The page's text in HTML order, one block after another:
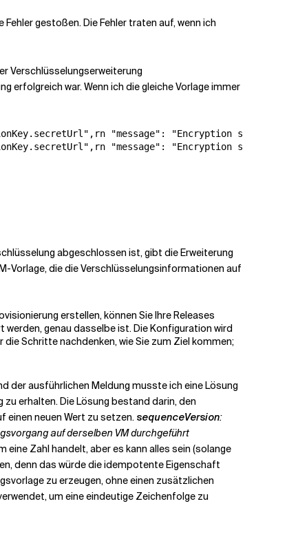
Fehler gestoßen. Die Fehler traten auf, wenn ich
Verschlüsselungserweiterung
erfolgreich war. Wenn ich die gleiche Vorlage immer
"message": "Encryption
"message": "Encryption
abgeschlossen ist, gibt die Erweiterung
Vorlage, die die Verschlüsselungsinformationen auf
erstellen, können Sie Ihre Releases
genau dasselbe ist. Die Konfiguration wird
Schritte nachdenken, wie Sie zum Ziel kommen;
der ausführlichen Meldung musste ich eine Lösung
erhalten. Die Lösung bestand darin, den
einen neuen Wert zu setzen. sequenceVersion:
auf derselben VM durchgeführt
Zahl handelt, aber es kann alles sein (solange
denn das würde die idempotente Eigenschaft
zu erzeugen, ohne einen zusätzlichen
um eine eindeutige Zeichenfolge zu